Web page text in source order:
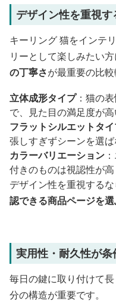
デザイン性を重視
キーリング 猫をインテ
リーとして楽しみたい方
の丁寧さが最重要の比較
立体成形タイプ：猫の
で、見た目の満足度が高
フラットシルエットタ
張しすぎずシーンを選
カラーバリエーション
付きのものは視認性が
デザイン性を重視するな
認できる商品ページを
実用性・耐久性が
毎日の鍵に取り付けて
分の構造が重要です。